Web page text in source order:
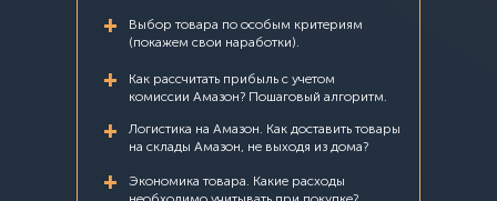
Выбор товара по особым критериям
(покажем свои наработки).
Как рассчитать прибыль с учетом
комиссии Амазон? Пошаговый алгоритм.
Логистика на Амазон. Как доставить товары
на склады Амазон, не выходя из дома?
Экономика тoвapa. Какие расходы
+
+
+
+